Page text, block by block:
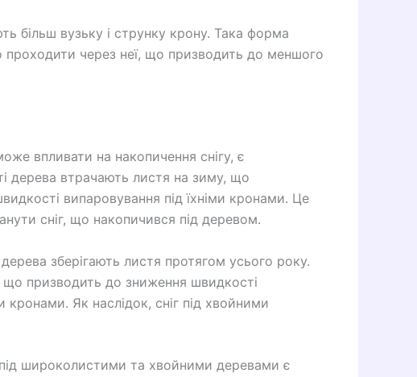
більш вузьку і струнку крону. Така форма
проходити через неї, що призводить до меншого
впливати на накопичення снігу, є
дерева втрачають листя на зиму, що
випаровування під їхніми кронами. Це
сніг, що накопичився під деревом.
зберігають листя протягом усього року.
призводить до зниження швидкості
кронами. Як наслідок, сніг під хвойними
під широколистими та хвойними деревами є